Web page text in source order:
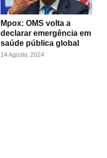
Mpox: OMS volta a
declarar emergência em
saúde pública global
14 Agosto, 2024